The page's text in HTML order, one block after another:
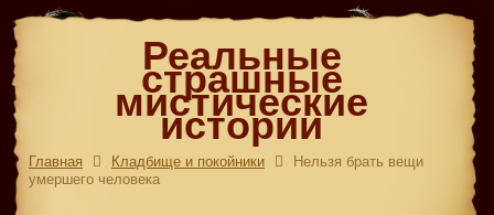
Реальные
страшные
мистические
истории
Главная Кладбище и покойники
Нельзя брать вещи
умершего человека